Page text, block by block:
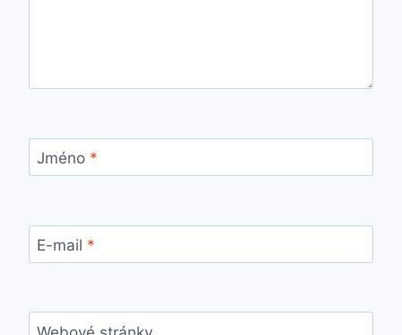
Jméno *
E-mail *